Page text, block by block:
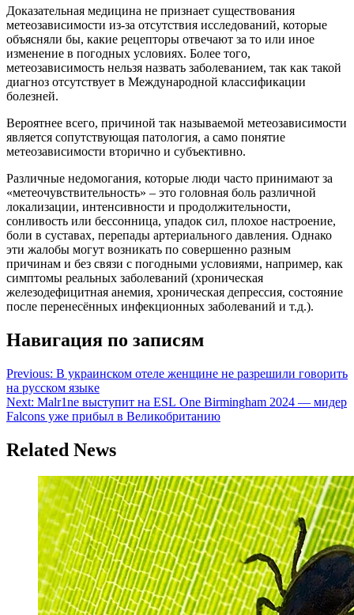
Доказательная медицина не признает существования
метеозависимости из-за отсутствия исследований, которые
объясняли бы, какие рецепторы отвечают за то или иное
изменение в погодных условиях. Более того,
метеозависимость нельзя назвать заболеванием, так как такой
диагноз отсутствует в Международной классификации
болезней.
Вероятнее всего, причиной так называемой метеозависимости
является сопутствующая патология, а само понятие
метеозависимости вторично и субъективно.
Различные недомогания, которые люди часто принимают за
«метеочувствительность» – это головная боль различной
локализации, интенсивности и продолжительности,
сонливость или бессонница, упадок сил, плохое настроение,
боли в суставах, перепады артериального давления. Однако
эти жалобы могут возникать по совершенно разным
причинам и без связи с погодными условиями, например, как
симптомы реальных заболеваний (хроническая
железодефицитная анемия, хроническая депрессия, состояние
после перенесённых инфекционных заболеваний и т.д.).
Навигация по записям
Previous: В украинском отеле женщине не разрешили говорить
на русском языке
Next: Malr1ne выступит на ESL One Birmingham 2024 — мидер
Falcons уже прибыл в Великобританию
Related News